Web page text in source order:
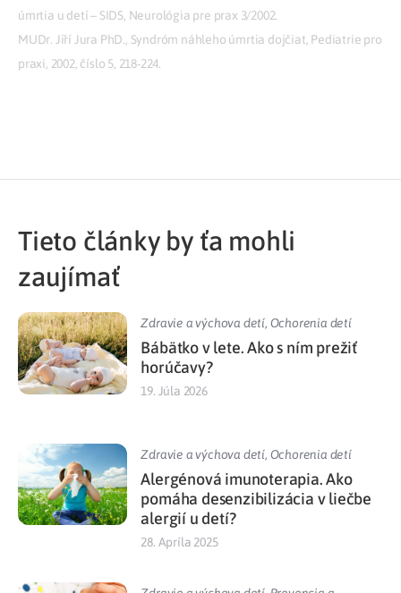
úmrtia u detí – SIDS, Neurológia pre prax 3/2002.
MUDr. Jiří Jura PhD., Syndróm náhleho úmrtia dojčiat, Pediatrie pro
praxi, 2002, číslo 5, 218-224.
Tieto články by ťa mohli
zaujímať
Zdravie a výchova detí, Ochorenia detí
Bábätko v lete. Ako s ním prežiť
horúčavy?
19. Júla 2026
Zdravie a výchova detí, Ochorenia detí
Alergénová imunoterapia. Ako
pomáha desenzibilizácia v liečbe
alergií u detí?
28. Apríla 2025